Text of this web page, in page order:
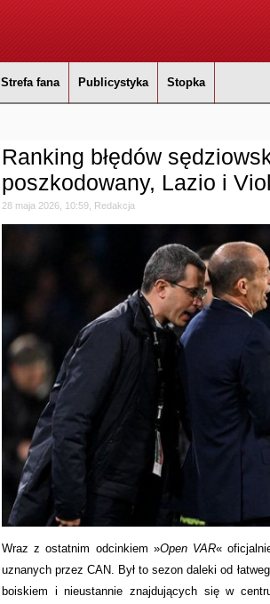
Strefa fana Publicystyka Stopka
Ranking błędów
poszkodowany, Lazio i
28 maja 2026, 10:59, Redakcja
Wraz z ostatnim odcinkiem »Open VAR«
uznanych przez CAN. Był to sezon daleki od
boiskiem i nieustannie znajdujących się w